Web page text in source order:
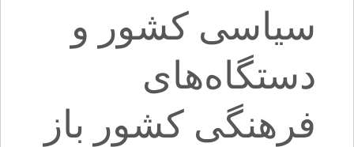
سیاسی کشور و
دستگاه‌های
فرهنگی کشور باز